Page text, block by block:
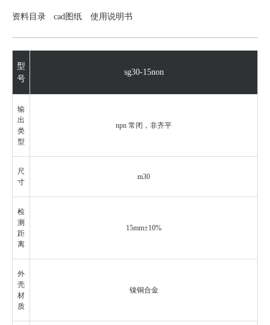
资料目录 cad图纸 使用说明书
型
号
sg30-15non
输
出
类
型
npn 常闭 ，非齐平
尺
寸
m30
检
测
距
离
15mm±10%
外
壳
材
质
镍铜合金